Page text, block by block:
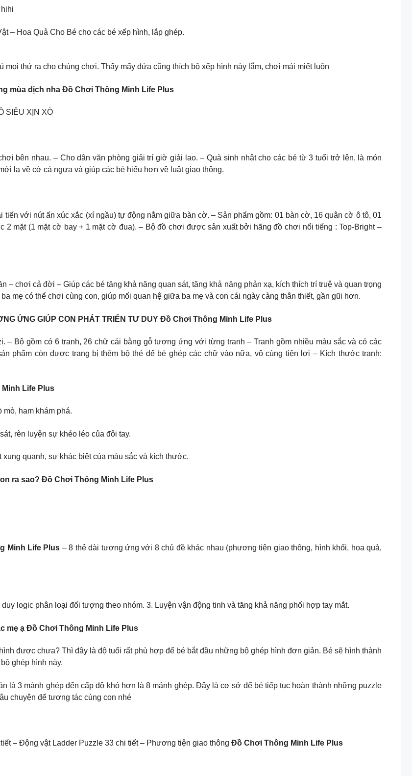
– Hoa Quả Cho Bé cho các bé xếp hình, lắp ghép.
mọi thứ ra cho chúng chơi. Thấy mấy đứa cũng thích bộ xếp hình này lắm, chơi mải miết luôn
mùa dịch nha Đồ Chơi Thông Minh Life Plus
SIÊU XỊN XÒ
bên nhau. – Cho dân văn phòng giải trí giờ giải lao. – Quà sinh nhật cho các bé từ 3 tuổi trở lên, là món
lạ về cờ cá ngựa và giúp các bé hiểu hơn về luật giao thông.
với nút ấn xúc xắc (xí ngầu) tự động nằm giữa bàn cờ. – Sản phẩm gồm: 01 bàn cờ, 16 quân cờ ô tô, 01
mặt (1 mặt cờ bay + 1 mặt cờ đua). – Bộ đồ chơi được sản xuất bởi hãng đồ chơi nổi tiếng : Top-Bright –
– chơi cả đời – Giúp các bé tăng khả năng quan sát, tăng khả năng phản xạ, kích thích trí truệ và quan trọng
mẹ có thể chơi cùng con, giúp mối quan hệ giữa ba mẹ và con cái ngày càng thân thiết, gần gũi hơn.
ỨNG GIÚP CON PHÁT TRIỂN TƯ DUY Đồ Chơi Thông Minh Life Plus
– Bộ gồm có 6 tranh, 26 chữ cái bằng gỗ tương ứng với từng tranh – Tranh gồm nhiều màu sắc và có các
phẩm còn được trang bị thêm bộ thẻ để bé ghép các chữ vào nữa, vô cùng tiện lợi – Kích thước tranh:
Life Plus
ham khám phá.
rèn luyện sự khéo léo của đôi tay.
quanh, sự khác biệt của màu sắc và kích thước.
ra sao? Đồ Chơi Thông Minh Life Plus
Minh Life Plus – 8 thẻ dài tương ứng với 8 chủ đề khác nhau (phương tiện giao thông, hình khối, hoa quả,
logic phân loại đối tượng theo nhóm. 3. Luyện vận động tinh và tăng khả năng phối hợp tay mắt.
mẹ ạ Đồ Chơi Thông Minh Life Plus
được chưa? Thì đây là độ tuổi rất phù hợp để bé bắt đầu những bộ ghép hình đơn giản. Bé sẽ hình thành
ghép hình này.
là 3 mảnh ghép đến cấp độ khó hơn là 8 mảnh ghép. Đây là cơ sở để bé tiếp tục hoàn thành những puzzle
chuyện để tương tác cùng con nhé
– Động vật Ladder Puzzle 33 chi tiết – Phương tiện giao thông Đồ Chơi Thông Minh Life Plus